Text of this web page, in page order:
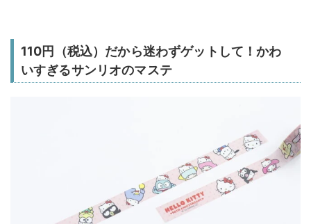
110円（税込）だから迷わずゲットして！かわ
いすぎるサンリオのマステ